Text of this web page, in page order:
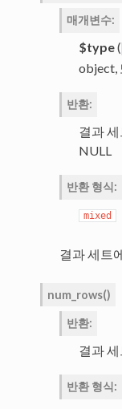
매개변수:
$type(
object,
반환:
결과
NULL
반환 형식:
mixed
결과 세트
num_rows()
반환:
결과
반환 형식: